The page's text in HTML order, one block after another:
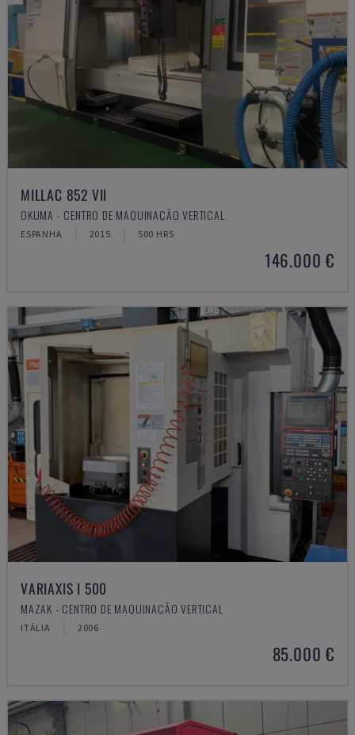
MILLAC 852 VII
OKUMA - CENTRO DE MAQUINAÇÃO VERTICAL
ESPANHA 2015 500 HRS
146.000 €
VARIAXIS I 500
MAZAK - CENTRO DE MAQUINAÇÃO VERTICAL
ITÁLIA 2006
85.000 €